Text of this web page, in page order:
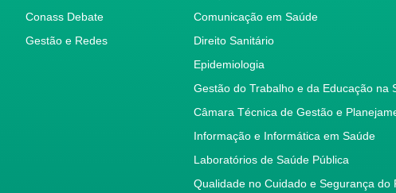
Conass Debate
Gestão e Redes
Comunicação em Saúde
Direito Sanitário
Epidemiologia
Gestão do Trabalho e da Educação na
Câmara Técnica de Gestão e
Informação e Informática em Saúde
Laboratórios de Saúde Pública
Qualidade no Cuidado e Segurança do